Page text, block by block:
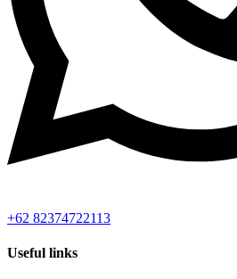
+62 82374722113
Useful links